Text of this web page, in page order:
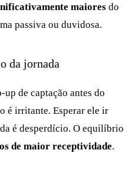
maiores do
passiva ou duvidosa.
da jornada
de captação antes do
é irritante. Esperar ele ir
é desperdício. O equilíbrio
de maior receptividade.